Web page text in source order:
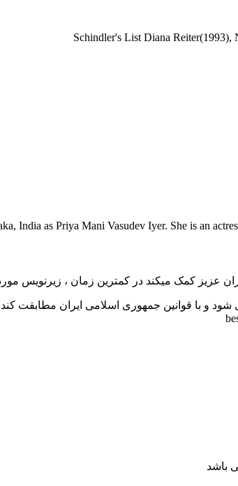
India as Priya Mani Vasudev Iyer. She is an
عزیز کمک میکند در کمترین زمان ، زیرنویس
و با قوانین جمهوری اسلامی ایران مطابقت
باشد